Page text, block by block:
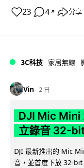
23 4 ↗ 分享
3C科技 家居無線
Vin 2 日
DJI Mic Mini
立錄音 32-
DJI 最新推出的 Mic
音，並首度下放 32-